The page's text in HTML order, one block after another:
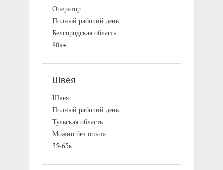
Оператор
Полный рабочий день
Белгородская область
80к+
Швея
Швея
Полный рабочий день
Тульская область
Можно без опыта
55-65к